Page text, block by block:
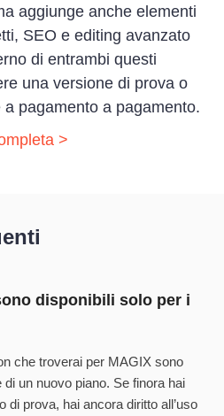
aggiunge anche elementi
SEO e editing avanzato
di entrambi questi
una versione di prova o
pagamento a pagamento.
>
disponibili solo per i
che troverai per MAGIX sono
un nuovo piano. Se finora hai
di prova, hai ancora diritto all’uso